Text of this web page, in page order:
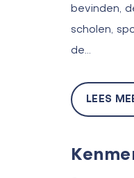
bevinden,
scholen,
de…
LEES